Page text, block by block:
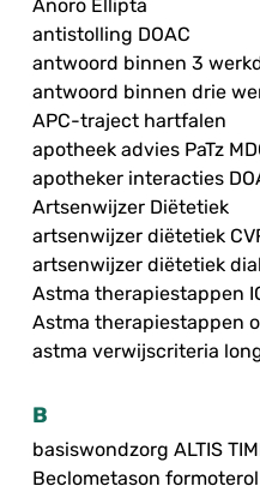
Anoro Ellipta
antistolling DOAC
antwoord binnen 3
antwoord binnen drie
APC-traject hartfalen
apotheek advies PaTz
apotheker interacties
Artsenwijzer Diëtetiek
artsenwijzer diëtetiek
artsenwijzer diëtetiek
Astma therapiestappen
Astma therapiestappen
astma verwijscriteria
B
basiswondzorg ALTIS
Beclometason formoterol